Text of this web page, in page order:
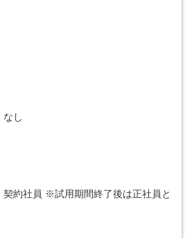
なし
契約社員 ※試用期間終了後は正社員と